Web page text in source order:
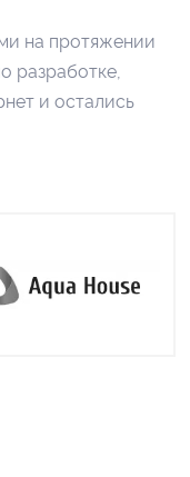
на протяжении
разработке,
и остались